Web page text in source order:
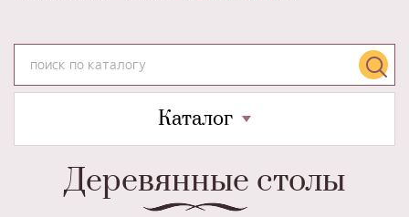
Каталог
Деревянные столы